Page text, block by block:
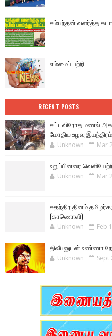
சம்பந்தன் வளர்த்த கடா
எம்மைப் பற்றி
RECENT POSTS
சட்டவிரோத மணல்
மோதிய உழவு இயந்திரம்
Unknown Mar
உறுப்பினரை
Unknown Mar
சுதந்திர தினம்
(காணொளி)
Unknown Feb
திலீபனுடன் உண்ணா
Unknown Sept